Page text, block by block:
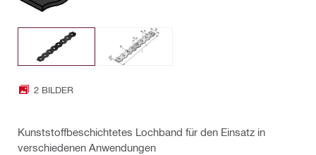
2 BILDER
Kunststoffbeschichtetes Lochband für den Einsatz in
verschiedenen Anwendungen